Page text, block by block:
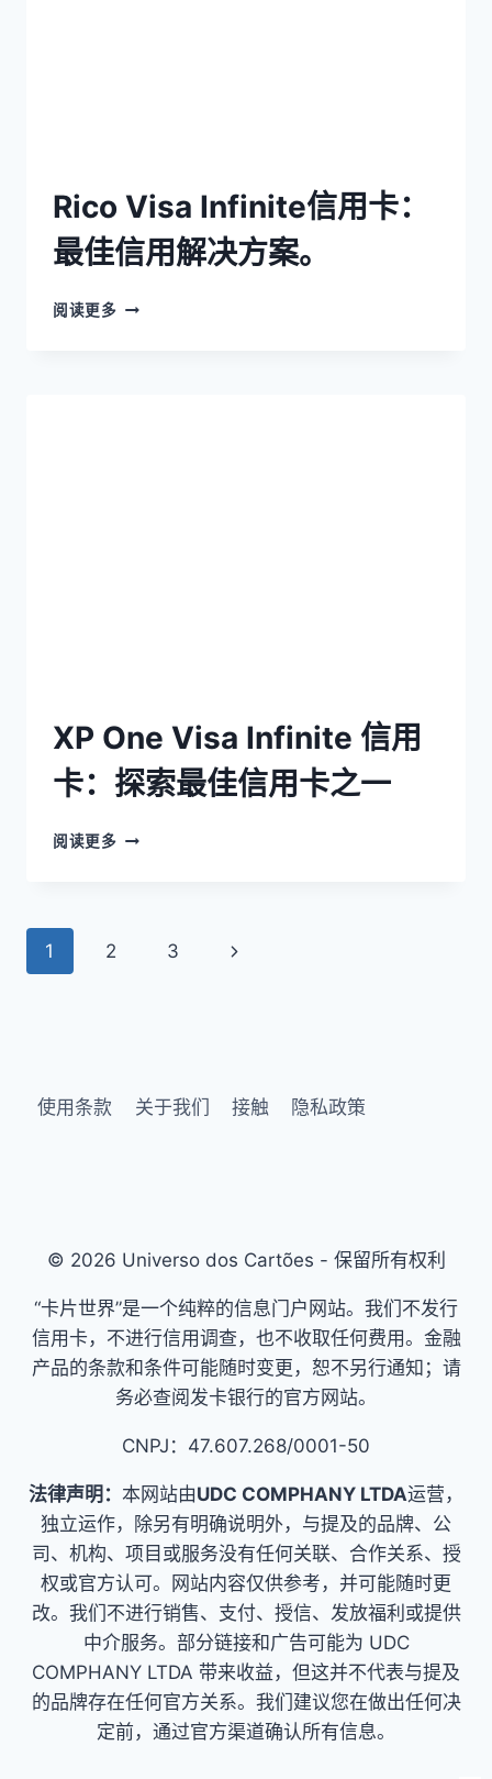
Rico Visa Infinite信用卡：
最佳信用解决方案。
阅读更多
XP One Visa Infinite 信用
卡：探索最佳信用卡之一
阅读更多
1 2 3
使用条款 关于我们 接触 隐私政策
© 2026 Universo dos Cartões - 保留所有权利
“卡片世界”是一个纯粹的信息门户网站。我们不发行
信用卡，不进行信用调查，也不收取任何费用。金融
产品的条款和条件可能随时变更，恕不另行通知；请
务必查阅发卡银行的官方网站。
CNPJ：47.607.268/0001-50
法律声明： 本网站由UDC COMPHANY LTDA运营，
独立运作，除另有明确说明外，与提及的品牌、公
司、机构、项目或服务没有任何关联、合作关系、授
权或官方认可。网站内容仅供参考，并可能随时更
改。我们不进行销售、支付、授信、发放福利或提供
中介服务。部分链接和广告可能为 UDC
COMPHANY LTDA 带来收益，但这并不代表与提及
的品牌存在任何官方关系。我们建议您在做出任何决
定前，通过官方渠道确认所有信息。